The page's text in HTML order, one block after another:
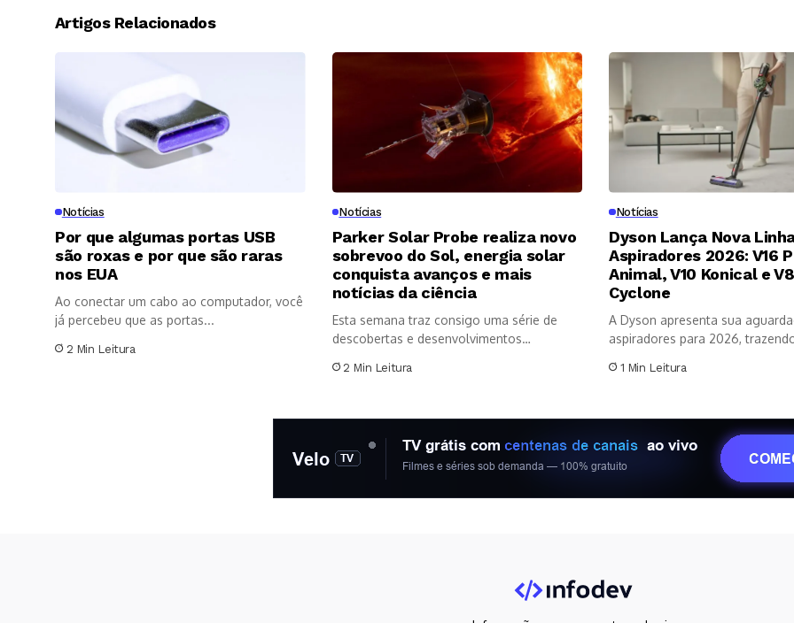
Artigos Relacionados
Notícias
Por que algumas portas USB
são roxas e por que são raras
nos EUA
Ao conectar um cabo ao computador, você
já percebeu que as portas...
2 Min Leitura
Notícias
Parker Solar Probe realiza novo
sobrevoo do Sol, energia solar
conquista avanços e mais
notícias da ciência
Esta semana traz consigo uma série de
descobertas e desenvolvimentos
2 Min Leitura
Notícias
Dyson Lança Nova
Aspiradores 2026: V16
Animal, V10 Konical e V8
Cyclone
A Dyson apresenta sua
aspiradores para 2026,
1 Min Leitura